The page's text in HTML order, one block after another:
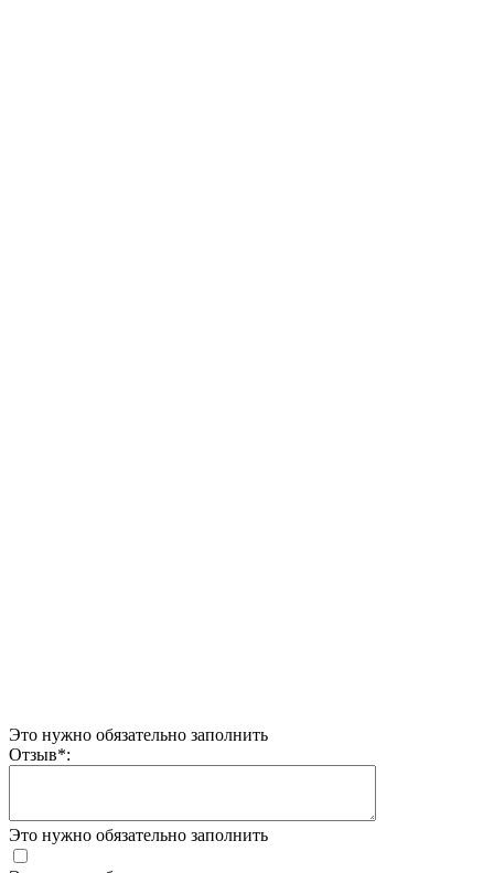
Это нужно обязательно заполнить
Отзыв*:
Это нужно обязательно заполнить